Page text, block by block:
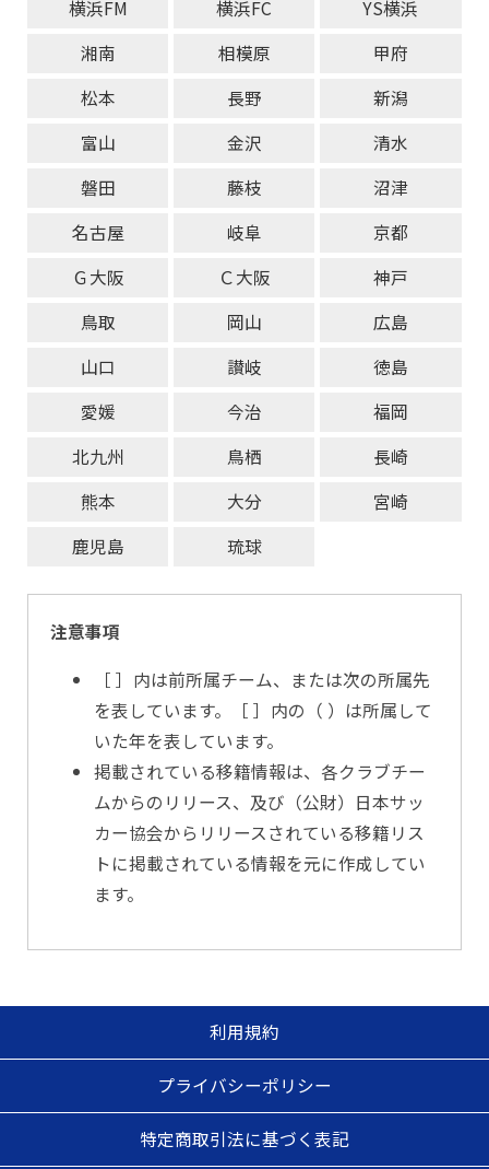
横浜FM
横浜FC
YS横浜
湘南
相模原
甲府
松本
長野
新潟
富山
金沢
清水
磐田
藤枝
沼津
名古屋
岐阜
京都
Ｇ大阪
Ｃ大阪
神戸
鳥取
岡山
広島
山口
讃岐
徳島
愛媛
今治
福岡
北九州
鳥栖
長崎
熊本
大分
宮崎
鹿児島
琉球
注意事項
［ ］内は前所属チーム、または次の所属先
を表しています。［ ］内の（ ）は所属して
いた年を表しています。
掲載されている移籍情報は、各クラブチー
ムからのリリース、及び（公財）日本サッ
カー協会からリリースされている移籍リス
トに掲載されている情報を元に作成してい
ます。
利用規約
プライバシーポリシー
特定商取引法に基づく表記